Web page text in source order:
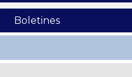
Boletines